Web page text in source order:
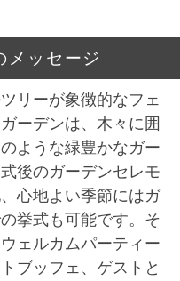
メッセージ
リーが象徴的なフェ
ーデンは、木々に囲
ような緑豊かなガー
後のガーデンセレモ
心地よい季節にはガ
挙式も可能です。そ
ェルカムパーティー
ブッフェ、ゲストと